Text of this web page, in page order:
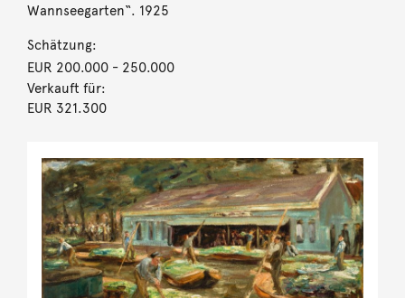
Wannseegarten“. 1925
Schätzung:
EUR 200.000- 250.000
Verkauft für:
EUR 321.300